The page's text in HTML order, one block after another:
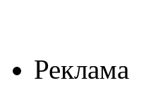
Реклама